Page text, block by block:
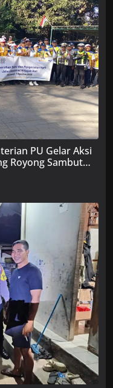
PU Gelar Aksi
Royong Sambut